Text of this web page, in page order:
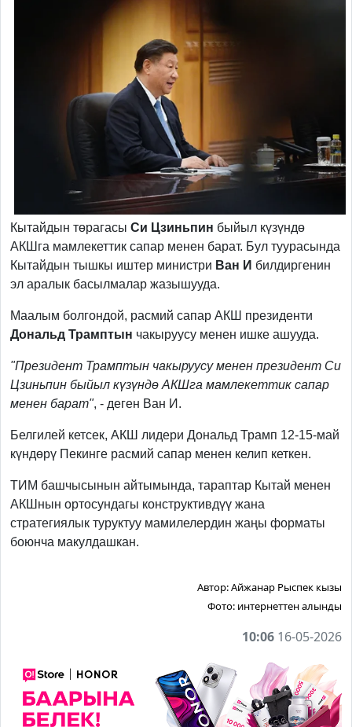
Кытайдын төрагасы Си Цзиньпин быйыл күзүндө
АКШга мамлекеттик сапар менен барат. Бул туурасында
Кытайдын тышкы иштер министри Ван И билдиргенин
эл аралык басылмалар жазышууда.
Маалым болгондой, расмий сапар АКШ президенти
Дональд Трамптын чакыруусу менен ишке ашууда.
"Президент Трамптын чакыруусу менен президент Си
Цзиньпин быйыл күзүндө АКШга мамлекеттик сапар
менен барат", - деген Ван И.
Белгилей кетсек, АКШ лидери Дональд Трамп 12-15-май
күндөрү Пекинге расмий сапар менен келип кеткен.
ТИМ башчысынын айтымында, тараптар Кытай менен
АКШнын ортосундагы конструктивдүү жана
стратегиялык туруктуу мамилелердин жаңы форматы
боюнча макулдашкан.
Автор:Айжанар Рыспек кызы
Фото: интернеттен алынды
10:06 16-05-2026